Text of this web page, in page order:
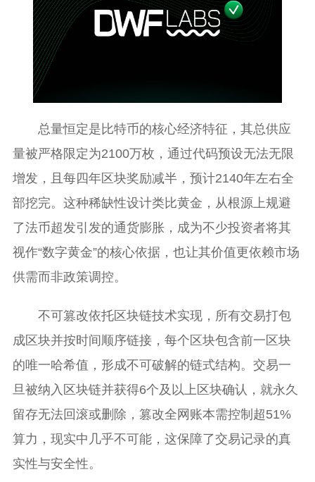
总量恒定是比特币的核心经济特征，其总供应
量被严格限定为2100万枚，通过代码预设无法无限
增发，且每四年区块奖励减半，预计2140年左右全
部挖完。这种稀缺性设计类比黄金，从根源上规避
了法币超发引发的通货膨胀，成为不少投资者将其
视作“数字黄金”的核心依据，也让其价值更依赖市场
供需而非政策调控。
不可篡改依托区块链技术实现，所有交易打包
成区块并按时间顺序链接，每个区块包含前一区块
的唯一哈希值，形成不可破解的链式结构。交易一
旦被纳入区块链并获得6个及以上区块确认，就永久
留存无法回滚或删除，篡改全网账本需控制超51%
算力，现实中几乎不可能，这保障了交易记录的真
实性与安全性。